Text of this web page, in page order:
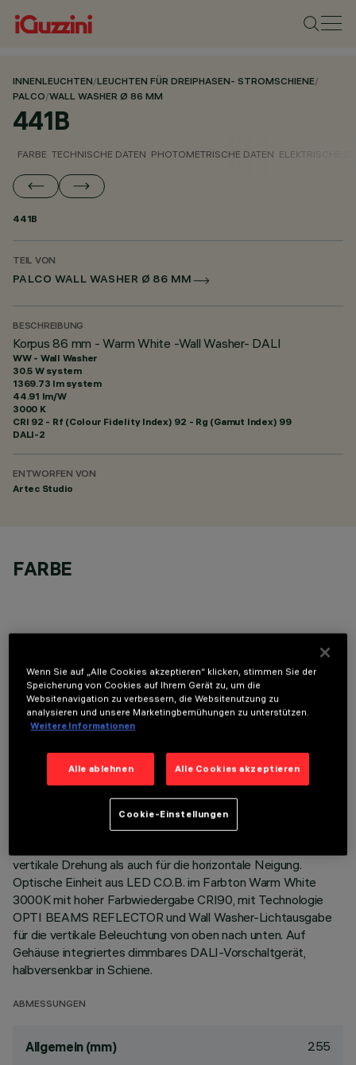
INNENLEUCHTEN/LEUCHTEN FÜR DREIPHASEN- STROMSCHIENE/
PALCO/WALL WASHER Ø 86 MM
441B
FARBE TECHNISCHE DATEN PHOTOMETRISCHE DATEN ELEKTRISCHE
441B
TEIL VON
PALCO WALL WASHER Ø 86 MM
BESCHREIBUNG
Korpus 86 mm - Warm White -Wall Washer- DALI
WW - Wall Washer
30.5 W system
1369.73 lm system
44.91 lm/W
3000 K
CRI 92 - Rf (Colour Fidelity Index) 92 - Rg (Gamut Index) 99
DALI-2
ENTWORFEN VON
Artec Studio
FARBE
TECHNISCHE DATEN
LETZTES UPDATE: 06.08.2026
Schwenkbarer Strahler für Innenbereiche, mit Adapter für die
Installation auf Stromschiene mit Netzspannung.
Leuchtkörper aus Aluminiumdruckguss. Doppelt schwenkbar:
Drehung um 360° vertikal und Neigung um 90° horizontal.
vertikale Drehung als auch für die horizontale Neigung.
Optische Einheit aus LED C.O.B. im Farbton Warm White
3000K mit hoher Farbwiedergabe CRI90, mit Technologie
OPTI BEAMS REFLECTOR und Wall Washer-Lichtausgabe
für die vertikale Beleuchtung von oben nach unten. Auf
Gehäuse integriertes dimmbares DALI-Vorschaltgerät,
halbversenkbar in Schiene.
ABMESSUNGEN
Allgemein (mm) 255
Wenn Sie auf „Alle Cookies akzeptieren“ klicken, stimmen Sie der
Speicherung von Cookies auf Ihrem Gerät zu, um die
Websitenavigation zu verbessern, die Websitenutzung zu
analysieren und unsere Marketingbemühungen zu unterstützen.
Weitere Informationen
Alle ablehnen Alle Cookies akzeptieren
Cookie-Einstellungen